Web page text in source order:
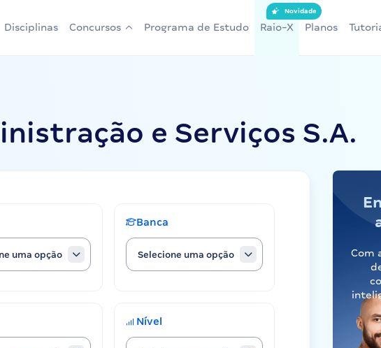
Disciplinas Concursos Programa de Estudo Raio-X
Novidade
Planos
e Serviços S.A.
uma opção
Banca
Selecione uma opção
Nível
Com